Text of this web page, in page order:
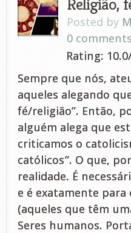
Posted by
0 comments
Rating:
Sempre que nós,
aqueles alegando
fé/religião”. Então,
alguém alega que
criticamos o
católicos”. O que,
realidade. É
e é exatamente
(aqueles que têm
Seres humanos.